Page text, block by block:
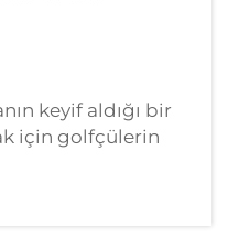
keyif aldığı bir
için golfçülerin
yetinmeleri yeterli
da ihtiyaçları
biri de manyetik